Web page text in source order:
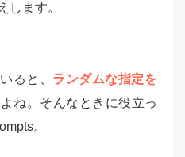
します。
ると、 ランダムな指定を
ね。そんなときに役立っ
。